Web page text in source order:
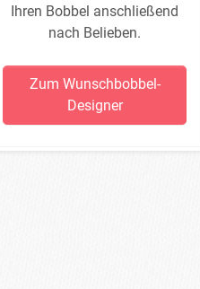
Ihren Bobbel anschließend
nach Belieben.
Zum Wunschbobbel-
Designer